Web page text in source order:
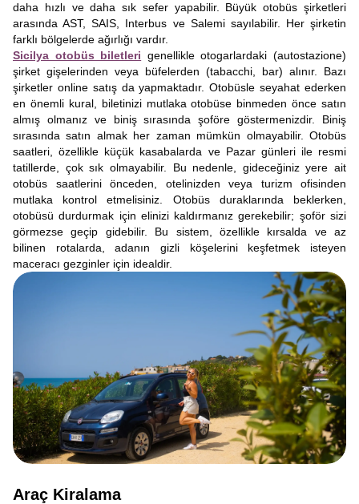
daha hızlı ve daha sık sefer yapabilir. Büyük otobüs şirketleri
arasında AST, SAIS, Interbus ve Salemi sayılabilir. Her şirketin
farklı bölgelerde ağırlığı vardır.
Sicilya otobüs biletleri genellikle otogarlardaki (autostazione)
şirket gişelerinden veya büfelerden (tabacchi, bar) alınır. Bazı
şirketler online satış da yapmaktadır. Otobüsle seyahat ederken
en önemli kural, biletinizi mutlaka otobüse binmeden önce satın
almış olmanız ve biniş sırasında şoföre göstermenizdir. Biniş
sırasında satın almak her zaman mümkün olmayabilir. Otobüs
saatleri, özellikle küçük kasabalarda ve Pazar günleri ile resmi
tatillerde, çok sık olmayabilir. Bu nedenle, gideceğiniz yere ait
otobüs saatlerini önceden, otelinizden veya turizm ofisinden
mutlaka kontrol etmelisiniz. Otobüs duraklarında beklerken,
otobüsü durdurmak için elinizi kaldırmanız gerekebilir; şoför sizi
görmezse geçip gidebilir. Bu sistem, özellikle kırsalda ve az
bilinen rotalarda, adanın gizli köşelerini keşfetmek isteyen
maceracı gezginler için idealdir.
Araç Kiralama